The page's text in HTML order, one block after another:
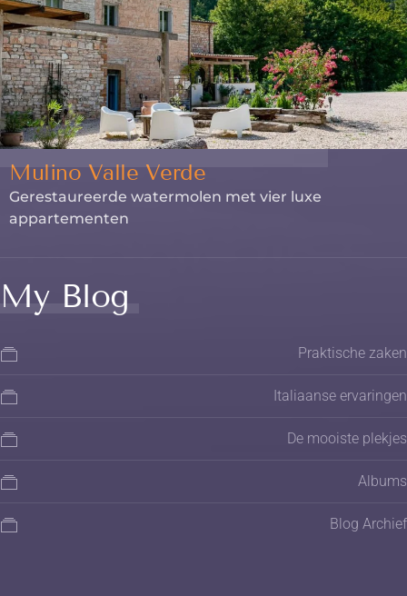
Mulino Valle Verde
Gerestaureerde watermolen met vier luxe
appartementen
My Blog
Praktische zaken
Italiaanse ervaringen
De mooiste plekjes
Albums
Blog Archief